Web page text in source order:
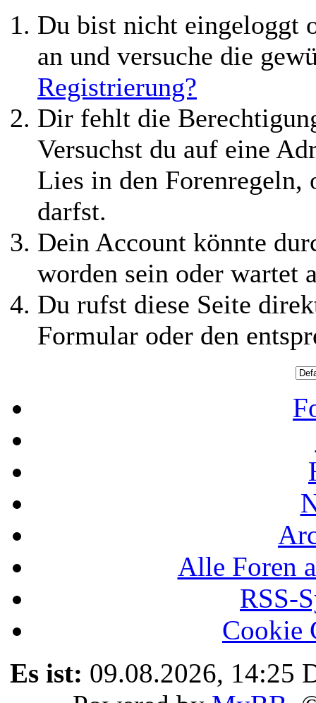
Du bist nicht eingeloggt
an und versuche die
Registrierung?
Dir fehlt die
Versuchst du auf eine
Lies in den Forenregeln,
darfst.
Dein Account könnte
worden sein oder wartet
Du rufst diese Seite
Formular oder den
Alle Foren
RSS-
Cookie
Es ist: 09.08.2026, 14:25